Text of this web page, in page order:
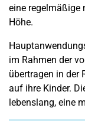
eine regelmäßige
Höhe.
im Rahmen der
übertragen in der
auf ihre Kinder.
lebenslang, eine